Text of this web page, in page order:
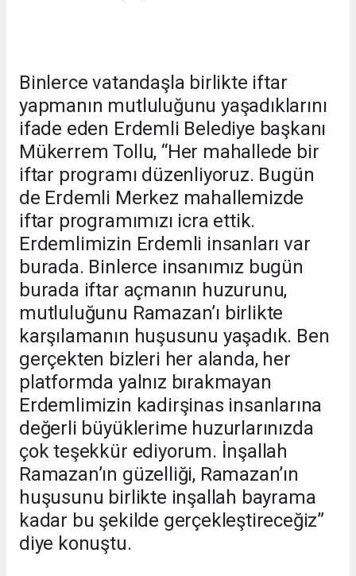
Binlerce vatandaşla birlikte iftar
yapmanın mutluluğunu yaşadıklarını
ifade eden Erdemli Belediye başkanı
Mükerrem Tollu, “Her mahallede bir
iftar programı düzenliyoruz. Bugün
de Erdemli Merkez mahallemizde
iftar programımızı icra ettik.
Erdemlimizin Erdemli insanları var
burada. Binlerce insanımız bugün
burada iftar açmanın huzurunu,
mutluluğunu Ramazan’ı birlikte
karşılamanın huşusunu yaşadık. Ben
gerçekten bizleri her alanda, her
platformda yalnız bırakmayan
Erdemlimizin kadirşinas insanlarına
değerli büyüklerime huzurlarınızda
çok teşekkür ediyorum. İnşallah
Ramazan’ın güzelliği, Ramazan’ın
huşusunu birlikte inşallah bayrama
kadar bu şekilde gerçekleştireceğiz”
diye konuştu.